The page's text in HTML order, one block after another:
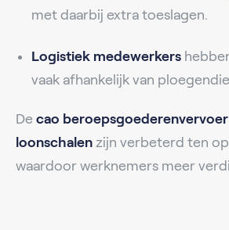
met daarbij extra toeslagen.
Logistiek medewerkers
vaak afhankelijk van
De cao
loonschalen zijn verbeterd ten
waardoor werknemers meer